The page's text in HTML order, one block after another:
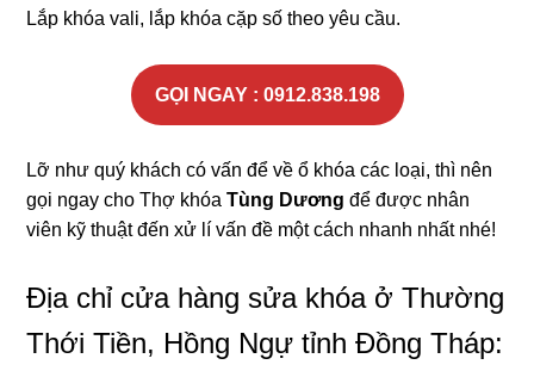
Lắp khóa vali, lắp khóa cặp số theo yêu cầu.
GỌI NGAY : 0912.838.198
Lỡ như quý khách có vấn để về ổ khóa các loại, thì nên
gọi ngay cho Thợ khóaTùng Dươngđể được nhân
viên kỹ thuật đến xử lí vấn đề một cách nhanh nhất nhé!
Địa chỉ cửa hàng sửa khóa ở Thường
Thới Tiền, Hồng Ngự tỉnh Đồng Tháp: